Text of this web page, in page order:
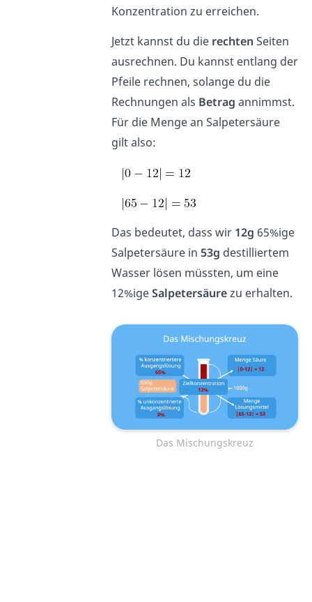
Konzentration zu erreichen.
Jetzt kannst du die rechten Seiten
ausrechnen. Du kannst entlang der
Pfeile rechnen, solange du die
Rechnungen als Betrag annimmst.
Für die Menge an Salpetersäure
gilt also:
Das bedeutet, dass wir 12g 65%ige
Salpetersäure in 53g destilliertem
Wasser lösen müssten, um eine
12%igeSalpetersäurezu erhalten.
Das Mischungskreuz